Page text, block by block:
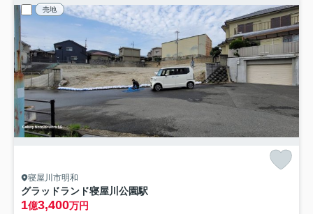
売地
寝屋川市明和
グラッドランド寝屋川公園駅
1億3,400万円